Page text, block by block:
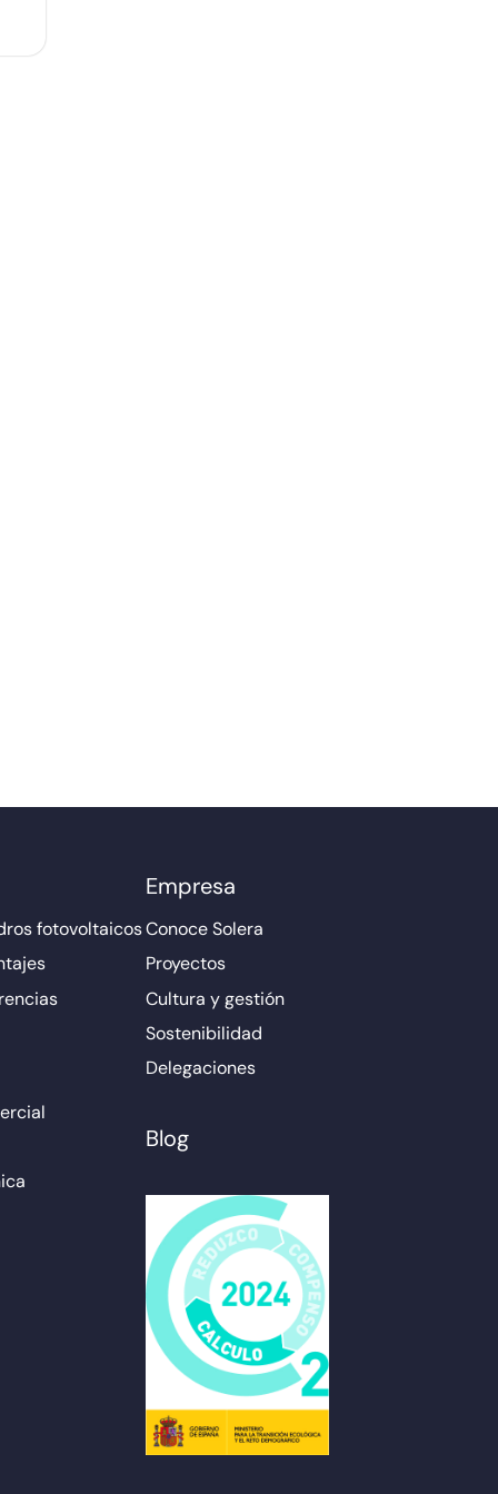
fotovoltaicos
Empresa
Conoce Solera
Proyectos
Cultura y gestión
Sostenibilidad
Delegaciones
Blog